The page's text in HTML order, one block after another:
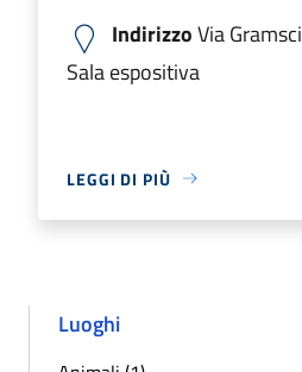
IndirizzoVia Gramsci
Sala espositiva
LEGGI DI PIÙ
Luoghi